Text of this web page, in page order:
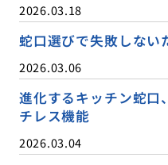
2026.03.18
蛇口選びで失敗しない
2026.03.06
進化するキッチン蛇口
チレス機能
2026.03.04